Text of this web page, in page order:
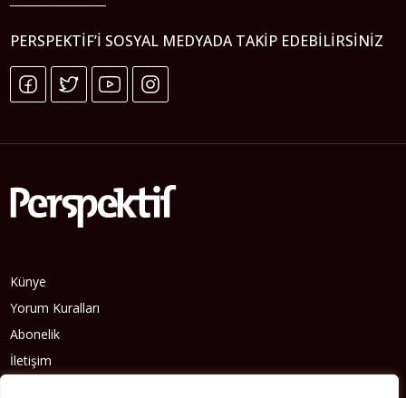
PERSPEKTIF’I SOSYAL MEDYADA TAKIP EDEBILIRSINIZ
Künye
Yorum Kuralları
Abonelik
İletişim